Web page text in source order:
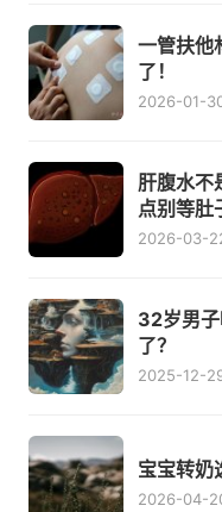
一管扶他
了！
2026-01-
肝腹水不
点别等肚
2026-03-
32岁男
了？
2025-12-
宝宝转奶
2026-04-